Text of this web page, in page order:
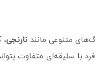
متنوعی مانندنارنجی،
متفاوت بتواند